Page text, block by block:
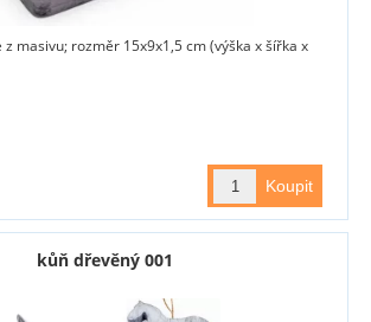
masivu; rozměr 15x9x1,5 cm (výška x šířka x
kůň dřevěný 001